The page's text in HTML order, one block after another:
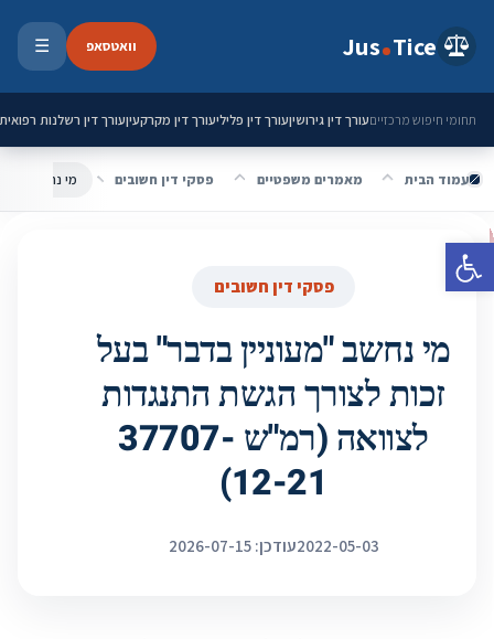
פתח סרגל נגישות
Jus Tice וואטסאפ ☰
תחומי חיפוש מרכזייםעורך דין גירושיןעורך דין פליליעורך דין מקרקעיןעורך דין רשלנות רפואית
עמוד הבית מאמרים משפטיים פסקי דין חשובים
פסקי דין חשובים
מי נחשב "מעוניין בדבר" בעל
זכות לצורך הגשת התנגדות
לצוואה (רמ"ש 37707-
12-21)
2022-05-03עודכן: 2026-07-15